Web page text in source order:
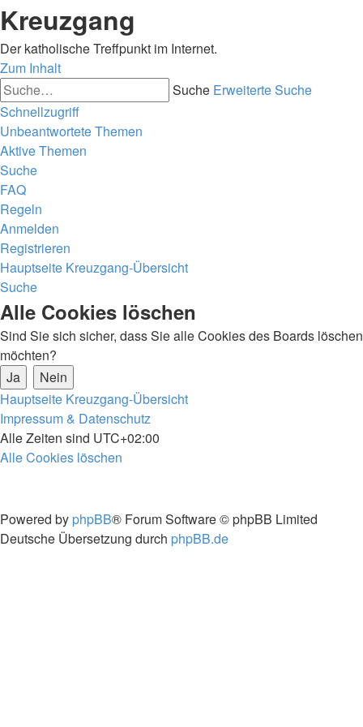
Kreuzgang
Der katholische Treffpunkt im Internet.
Zum Inhalt
Suche Erweiterte Suche
Schnellzugriff
Unbeantwortete Themen
Aktive Themen
Suche
FAQ
Regeln
Anmelden
Registrieren
Hauptseite Kreuzgang-Übersicht
Suche
Alle Cookies löschen
Sind Sie sich sicher, dass Sie alle Cookies des Boards löschen
möchten?
Hauptseite Kreuzgang-Übersicht
Impressum & Datenschutz
Alle Zeiten sind UTC+02:00
Alle Cookies löschen
Powered by phpBB® Forum Software © phpBB Limited
Deutsche Übersetzung durch phpBB.de